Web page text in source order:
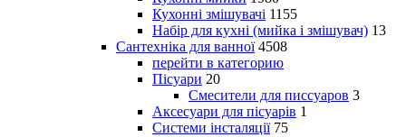
Кухонні змішувачі 1155
Набір для кухні (мийка і змішувач) 13
Сантехніка для ванної 4508
перейти в категорию
Пісуари 20
Смесители для писсуаров 3
Аксесуари для пісуарів 1
Системи інсталяції 75